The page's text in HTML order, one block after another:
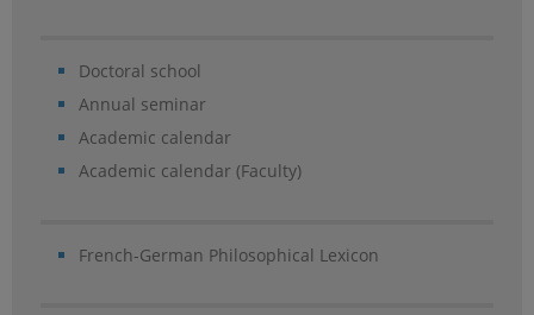
Doctoral school
Annual seminar
Academic calendar
Academic calendar (Faculty)
French-German Philosophical Lexicon